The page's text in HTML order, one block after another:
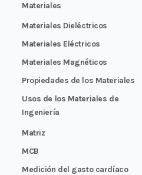
Materiales
Materiales Dieléctricos
Materiales Eléctricos
Materiales Magnéticos
Propiedades de los Materiales
Usos de los Materiales de
Ingeniería
Matriz
MCB
Medición del gasto cardíaco